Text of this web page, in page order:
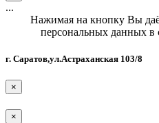
...
Нажимая на кнопку Вы
персональных данных в
г. Саратов,ул.Астраханская 103/8
×
×